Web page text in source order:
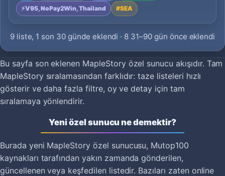
⚡V95, NoPay2Win, Thailand #SEA
9 liste, 1 son 30 günde eklendi · 8 31–90 gün önce eklendi
Bu sayfa son eklenen MapleStory özel sunucu akışıdır. Tam
MapleStory sıralamasından farklıdır: taze listeleri hızlı
gösterir ve daha fazla filtre, oy ve detay için tam
sıralamaya yönlendirir.
Yeni özel sunucu ne demektir?
Burada yeni MapleStory özel sunucusu, Mutop100
kaynakları tarafından yakın zamanda gönderilen,
güncellenen veya keşfedilen listedir. Bazıları zaten online